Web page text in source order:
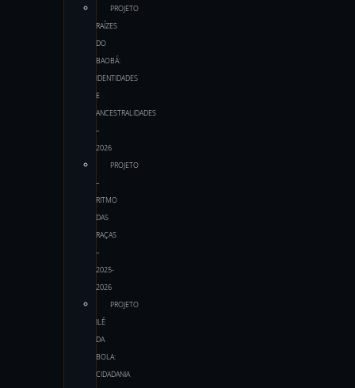
PROJETO
RAÍZES
DO
BAOBÁ:
IDENTIDADES
E
ANCESTRALIDADES
–
2026
PROJETO
–
RITMO
DAS
RAÇAS
–
2025-
2026
PROJETO
ILÉ
DA
BOLA:
CIDADANIA